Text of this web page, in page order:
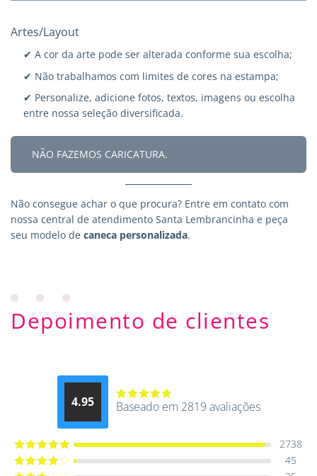
Artes/Layout
✔ A cor da arte pode ser alterada conforme sua escolha;
✔ Não trabalhamos com limites de cores na estampa;
✔ Personalize, adicione fotos, textos, imagens ou escolha
entre nossa seleção diversificada.
NÃO FAZEMOS CARICATURA.
Não consegue achar o que procura? Entre em contato com
nossa central de atendimento Santa Lembrancinha e peça
seu modelo de caneca personalizada.
Depoimento de clientes
4.95
Avaliação
Baseado em 2819 avaliações
Avaliação5
2738
45